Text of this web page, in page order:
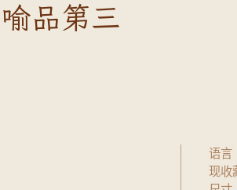
品第三
语言
现收